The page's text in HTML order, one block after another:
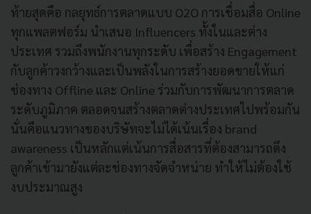
ท้ายสุดคือ กลยุทธ์การตลาดแบบ O2O การเชื่อมสื่อ Online
ทุกแพลตฟอร์ม นำเสนอ Influencers ทั้งในและต่าง
ประเทศ รวมถึงพนักงานทุกระดับ เพื่อสร้าง Engagement
กับลูกค้าวงกว้างและเป็นพลังในการสร้างยอดขายให้แก่
ช่องทาง Offline และ Online ร่วมกับการพัฒนาการตลาด
ระดับภูมิภาค ตลอดจนสร้างตลาดต่างประเทศไปพร้อมกัน
นั่นคือแนวทางของบริษัทจะไม่ได้เน้นเรื่อง brand
awareness เป็นหลักแต่เน้นการสื่อสารที่ต้องสามารถดึง
ลูกค้าเข้ามายังแต่ละช่องทางจัดจำหน่าย ทำให้ไม่ต้องใช้
งบประมาณสูง